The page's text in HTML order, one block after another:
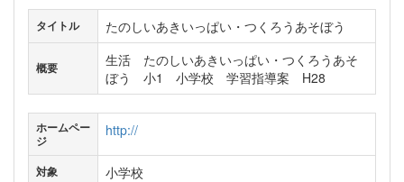
タイトル たのしいあきいっぱい・つくろうあそぼう
概要
生活 たのしいあきいっぱい・つくろうあそ
ぼう 小1 小学校 学習指導案 H28
ホームペー
ジ
http://
対象 小学校